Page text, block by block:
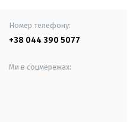
Номер телефону:
+38 044 390 5077
Ми в соцмережах: